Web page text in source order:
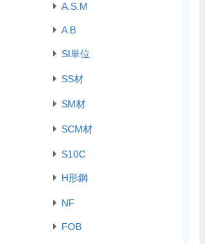
A.S.M
A B
SI単位
SS材
SM材
SCM材
S10C
H形鋼
NF
FOB